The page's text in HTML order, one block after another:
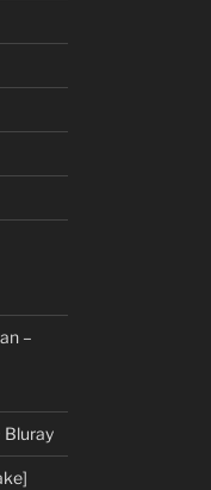
–
Bluray